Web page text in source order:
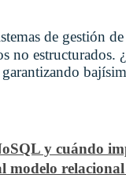
de gestión
no estructurados.
y cuándo
modelo